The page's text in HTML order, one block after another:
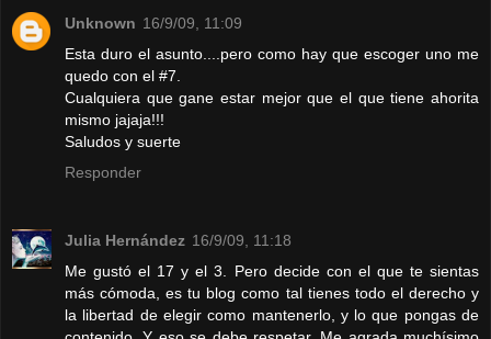
Unknown 16/9/09, 11:09
Esta duro el asunto....pero como hay que escoger uno me
quedo con el #7.
Cualquiera que gane estar mejor que el que tiene ahorita
mismo jajaja!!!
Saludos y suerte
Responder
Julia Hernández 16/9/09, 11:18
Me gustó el 17 y el 3. Pero decide con el que te sientas
más cómoda, es tu blog como tal tienes todo el derecho y
la libertad de elegir como mantenerlo, y lo que pongas de